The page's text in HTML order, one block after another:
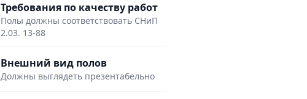
Требования по качеству работ
Полы должны соответствовать СНиП
2.03. 13-88
Внешний вид полов
Должны выглядеть презентабельно